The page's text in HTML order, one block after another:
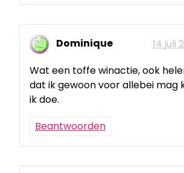
Dominique
14 juli
Wat een toffe winactie, ook
dat ik gewoon voor allebei mag
ik doe.
Beantwoorden